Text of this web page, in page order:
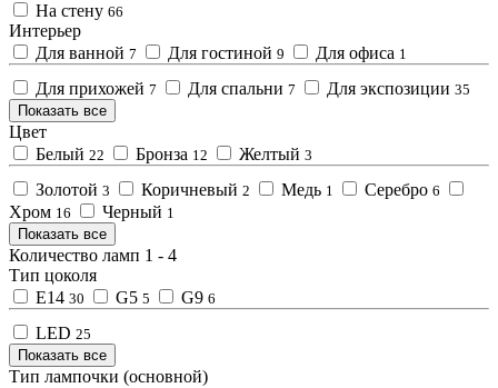
На стену 66
Интерьер
Для ванной 7 Для гостиной 9 Для офиса 1
Для прихожей 7 Для спальни 7 Для экспозиции 35
Показать все
Цвет
Белый 22 Бронза 12 Желтый 3
Золотой 3 Коричневый 2 Медь 1 Серебро 6
Хром 16 Черный 1
Показать все
Количество ламп 1 - 4
Тип цоколя
E14 30 G5 5 G9 6
LED 25
Показать все
Тип лампочки (основной)